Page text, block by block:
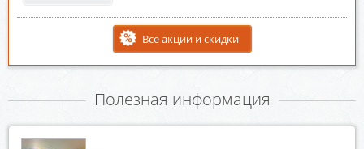
Все акции и скидки
Полезная информация